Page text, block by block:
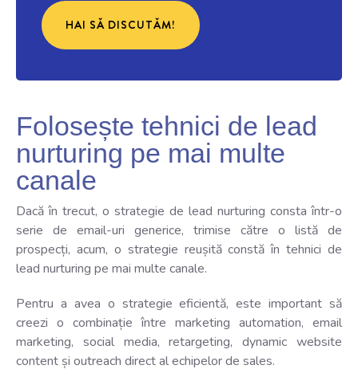
HAI SĂ DISCUTĂM!
Folosește tehnici de lead
nurturing pe mai multe
canale
Dacă în trecut, o strategie de lead nurturing consta într-o
serie de email-uri generice, trimise către o listă de
prospecți, acum, o strategie reușită constă în tehnici de
lead nurturing pe mai multe canale.
Pentru a avea o strategie eficientă, este important să
creezi o combinație între marketing automation, email
marketing, social media, retargeting, dynamic website
content și outreach direct al echipelor de sales.